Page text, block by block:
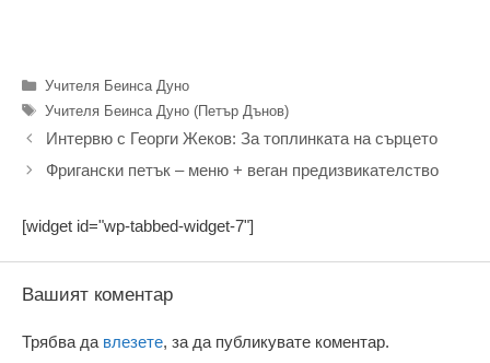
Категории
Учителя Беинса Дуно
Етикети
Учителя Беинса Дуно (Петър Дънов)
Интервю с Георги Жеков: За топлинката на сърцето
Фригански петък – меню + веган предизвикателство
[widget id="wp-tabbed-widget-7"]
Вашият коментар
Трябва да влезете, за да публикувате коментар.